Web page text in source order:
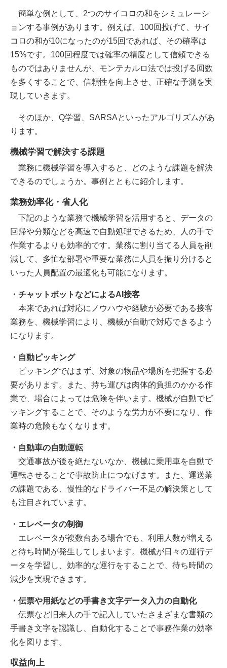
簡単な例として、2つのサイコロの和をシミュレーシ
ョンする事例があります。例えば、100回投げて、サイ
コロの和が10になったのが15回であれば、その確率は
15%です。100回程度では確率の精度として信頼できる
ものではありませんが、モンテカルロ法では投げる回数
を多くすることで、信頼性を向上させ、正確な予測を実
現していきます。
そのほか、Q学習、SARSAといったアルゴリズムがあ
ります。
機械学習で解決する課題
業務に機械学習を導入すると、どのような課題を解決
できるのでしょうか。事例とともに紹介します。
業務効率化・省人化
下記のような業務で機械学習を活用すると、データの
回帰や分類などを高速で自動処理できるため、人の手で
作業するよりも効率的です。業務に割り当てる人員を削
減して、多忙な部署や重要な業務に人員を振り分けると
いった人員配置の最適化も可能になります。
・チャットボットなどによるAI接客
本来であれば対応にノウハウや経験が必要である接客
業務を、機械学習により、機械が自動で対応できるよう
になります。
・自動ピッキング
ピッキングではまず、対象の物品や場所を把握する必
要があります。また、持ち運びは肉体的負担のかかる作
業で、場合によっては危険を伴います。機械が自動でピ
ッキングすることで、そのような労力が不要になり、作
業時の危険もなくなります。
・自動車の自動運転
交通事故が後を絶たないなか、機械に乗用車を自動で
運転させることで事故防止につなげます。また、運送業
の課題である、慢性的なドライバー不足の解決策として
も注目されています。
・エレベータの制御
エレベータが複数台ある場合でも、利用人数が増える
と待ち時間が発生してしまいます。機械が日々の運行デ
ータを学習し、効率的な運行をすることで、待ち時間の
減少を実現できます。
・伝票や用紙などの手書き文字データ入力の自動化
伝票など旧来人の手で記入していたさまざまな書類の
手書き文字を認識し、自動化することで事務作業の効率
化を図ります。
収益向上